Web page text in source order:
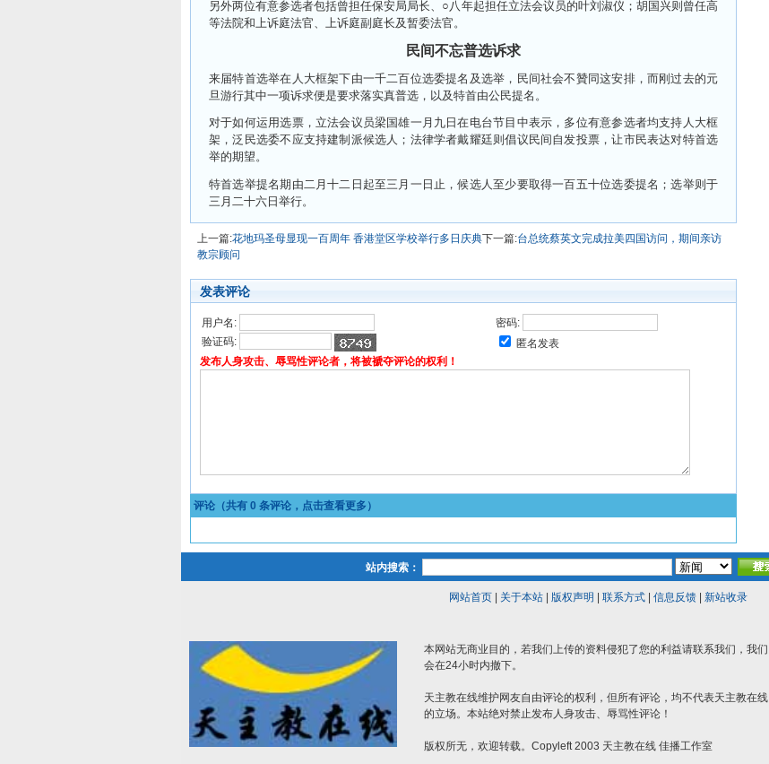
另外两位有意参选者包括曾担任保安局局长、○八年起担任立法会议员的叶刘淑仪；胡国兴则曾任高
等法院和上诉庭法官、上诉庭副庭长及暂委法官。
民间不忘普选诉求
来届特首选举在人大框架下由一千二百位选委提名及选举，民间社会不贊同这安排，而刚过去的元
旦游行其中一项诉求便是要求落实真普选，以及特首由公民提名。
对于如何运用选票，立法会议员梁国雄一月九日在电台节目中表示，多位有意参选者均支持人大框
架，泛民选委不应支持建制派候选人；法律学者戴耀廷则倡议民间自发投票，让市民表达对特首选
举的期望。
特首选举提名期由二月十二日起至三月一日止，候选人至少要取得一百五十位选委提名；选举则于
三月二十六日举行。
上一篇:花地玛圣母显现一百周年 香港堂区学校举行多日庆典下一篇:台总统蔡英文完成拉美四国访问，期间亲访
教宗顾问
发表评论
用户名:
密码:
验证码:
匿名发表
发布人身攻击、辱骂性评论者，将被褫夺评论的权利！
评论（共有 0 条评论，点击查看更多）
站内搜索：
网站首页| 关于本站| 版权声明 联系方式| 信息反馈| 新站收录
本网站无商业目的，若我们上传的资料侵犯了您的利益请联系我们，我们
会在24小时内撤下。
天主教在线维护网友自由评论的权利，但所有评论，均不代表天主教在线
的立场。本站绝对禁止发布人身攻击、辱骂性评论！
版权所无，欢迎转载。Copyleft 2003 天主教在线 佳播工作室